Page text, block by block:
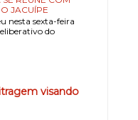
JACUÍPE
nesta sexta-feira
do
visando